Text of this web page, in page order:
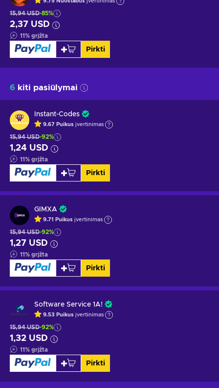
15,94 USD-85%
2,37 USD
11% grįžta
Pirkti
6 kiti pasiūlymai
Instant-Codes
9.67 Puikus įvertinimas
15,94 USD-92%
1,24 USD
11% grįžta
Pirkti
GIMXA
9.71 Puikus įvertinimas
15,94 USD-92%
1,27 USD
11% grįžta
Pirkti
Software Service 1A!
9.53 Puikus įvertinimas
15,94 USD-92%
1,32 USD
11% grįžta
Pirkti